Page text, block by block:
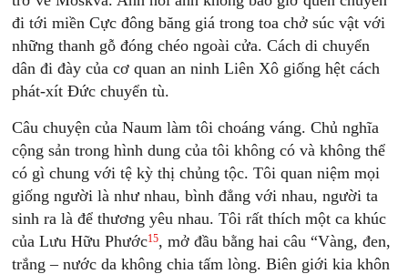
đi tới miền Cực đông băng giá trong toa chở súc vật với
những thanh gỗ đóng chéo ngoài cửa. Cách di chuyển
dân đi đày của cơ quan an ninh Liên Xô giống hệt cách
phát-xít Ðức chuyển tù.
Câu chuyện của Naum làm tôi choáng váng. Chủ nghĩa
cộng sản trong hình dung của tôi không có và không thể
có gì chung với tệ kỳ thị chủng tộc. Tôi quan niệm mọi
giống người là như nhau, bình đẳng với nhau, người ta
sinh ra là để thương yêu nhau. Tôi rất thích một ca khúc
của Lưu Hữu Phước15, mở đầu bằng hai câu “Vàng, đen,
trắng – nước da không chia tấm lòng. Biên giới kia khôn